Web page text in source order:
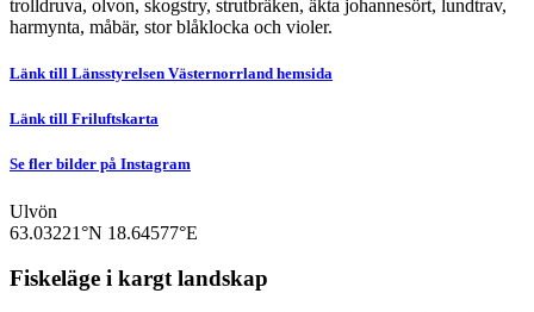
trolldruva, olvon, skogstry, strutbräken, äkta johannesört, lundtrav,
harmynta, måbär, stor blåklocka och violer.
Länk till Länsstyrelsen Västernorrland hemsida
Länk till Friluftskarta
Se fler bilder på Instagram
Ulvön
63.03221°N 18.64577°E
Fiskeläge i kargt landskap